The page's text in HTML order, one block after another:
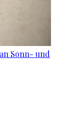
Sonn- und